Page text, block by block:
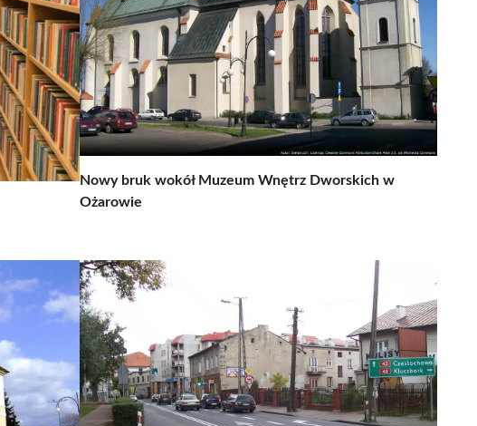
Nowy bruk wokół Muzeum Wnętrz Dworskich w
Ożarowie